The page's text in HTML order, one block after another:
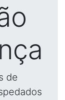
de